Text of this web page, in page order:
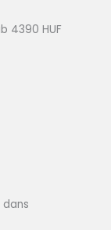
4390 HUF